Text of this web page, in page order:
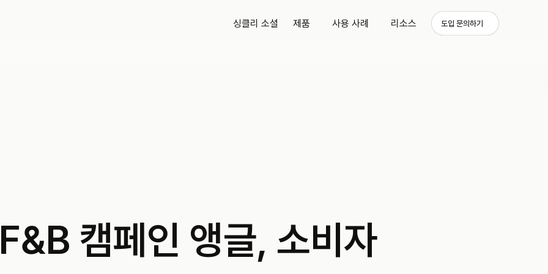
싱클리 소셜 제품 사용 사례 리소스 도입 문의하기
캠페인 앵글, 소비자